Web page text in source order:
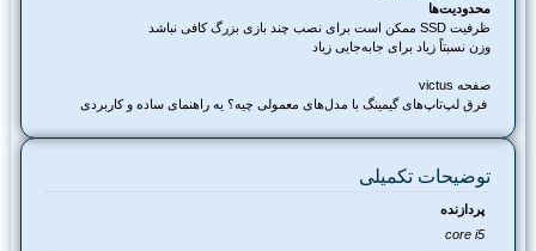
محدودیت‌ها
ظرفیت SSD ممکن است برای نصب چند بازی بزرگ کافی نباشد
وزن نسبتاً زیاد برای جابه‌جایی زیاد
صفحه victus
فرق لپ‌تاپ‌های گیمینگ با مدل‌های معمولی چیه؟ یه راهنمای ساده و کاربردی
توضیحات تکمیلی
پردازنده
core i5